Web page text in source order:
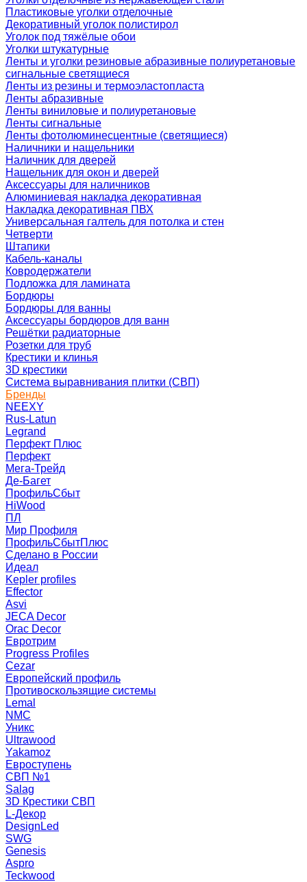
Пластиковые уголки отделочные
Декоративный уголок полистирол
Уголок под тяжёлые обои
Уголки штукатурные
Ленты и уголки резиновые абразивные полиуретановые
сигнальные светящиеся
Ленты из резины и термоэластопласта
Ленты абразивные
Ленты виниловые и полиуретановые
Ленты сигнальные
Ленты фотолюминесцентные (светящиеся)
Наличники и нащельники
Наличник для дверей
Нащельник для окон и дверей
Аксессуары для наличников
Алюминиевая накладка декоративная
Накладка декоративная ПВХ
Универсальная галтель для потолка и стен
Четверти
Штапики
Кабель-каналы
Ковродержатели
Подложка для ламината
Бордюры
Бордюры для ванны
Аксессуары бордюров для ванн
Решётки радиаторные
Розетки для труб
Крестики и клинья
3D крестики
Система выравнивания плитки (СВП)
Бренды
NEEXY
Rus-Latun
Legrand
Перфект Плюс
Перфект
Мега-Трейд
Де-Багет
ПрофильСбыт
HiWood
ПЛ
Мир Профиля
ПрофильСбытПлюс
Сделано в России
Идеал
Kepler profiles
Effector
Asvi
JECA Decor
Orac Decor
Евротрим
Progress Profiles
Cezar
Европейский профиль
Противоскользящие системы
Lemal
NMC
Уникс
Ultrawood
Yakamoz
Евроступень
СВП №1
Salag
3D Крестики СВП
L-Декор
DesignLed
SWG
Genesis
Aspro
Teckwood